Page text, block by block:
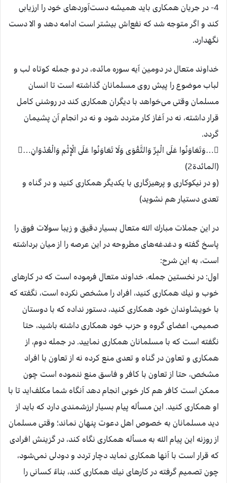
4- در جريان همكاری بايد هميشه دست‌آوردهای خود را ارزيابی
كند و اگر متوجه شد كه نفع‌اش بيشتر است ادامه دهد و الا دست
نگهدارد.
خداوند متعال در دومين آيه سوره مائده، در دو جمله كوتاه لب و
لباب موضوع را پيش روی مسلمانان گذاشته است تا انسان
مسلمان وقتی می‌خواهد با ديگران همكاری كند در روشنی كامل
قرار داشته، نه در آغاز كار متردد شود و نه در انجام آن پشيمان
گردد.
…وَتَعَاوَنُوا عَلَى الْبِرِّ وَالتَّقْوَى وَلَا تَعَاوَنُوا عَلَى الْإِثْمِ وَالْعُدْوَانِ…
(المائدة2)
(و در نيكوكارى و پرهيزگارى با يكديگر همكارى كنيد و در گناه و
تعدى دستيار هم نشويد)
در اين جملات مبارك الله متعال بسيار دقيق و زيبا سولات فوق را
پاسخ گفته و دغدغه‌های مطروحه در اين عرصه را از ميان برداشته
است، به اين شرح:
اول: در نخستين جمله، خداوند متعال فرموده است كه در كارهای
خوب و نيك همكاری كنيد، افراد را مشخص نكرده است، نگفته كه
با خويشاوندان خود همكاری كنيد، دستور نداده كه با دوستان
صميمی، اعضای گروه و حزب خود همكاری داشته باشيد، حتا
نگفته است كه با مسلمانان همكاری نماييد. در جمله دوم، از
همكاری و تعاون در گناه و تعدی منع كرده نه از تعاون با افراد
مشخص، حتا از تعاون با كافر و فاسق منع ننموده است چون
ممكن است كافر هم كار خوبی انجام دهد آنگاه شما مكلف‌ايد تا با
او همكاری كنيد. اين مسأله پيام بسيار ارزشمندی دارد كه بايد از
ديد مسلمانان به خصوص اهل دعوت پنهان نماند؛ وقتی مسلمان
از روزنه اين پيام الله به مسأله همكاری نگاه كند، در گزينش افرادی
كه قرار است با آنها همكاری نمايد دچار تردد و دودلی نمی‌شود،
چون تصميم گرفته در كارهای نيك همكاری كند، بناءً كسانی را